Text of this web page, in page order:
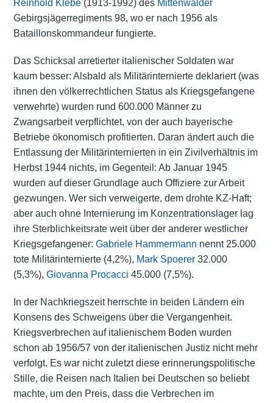
Reinhold Klebe(1913-1992) des Mittenwalder
Gebirgsjägerregiments 98, wo er nach 1956 als
Bataillonskommandeur fungierte.
Das Schicksal arretierter italienischer Soldaten war
kaum besser: Alsbald als Militärinternierte deklariert (was
ihnen den völkerrechtlichen Status als Kriegsgefangene
verwehrte) wurden rund 600.000 Männer zu
Zwangsarbeitverpflichtet, von der auch bayerische
Betriebe ökonomisch profitierten. Daran ändert auch die
Entlassung der Militärinternierten in ein Zivilverhältnis im
Herbst 1944 nichts, im Gegenteil: Ab Januar 1945
wurden auf dieser Grundlage auch Offiziere zur Arbeit
gezwungen. Wer sich verweigerte, dem drohte KZ-Haft;
aber auch ohne Internierung im Konzentrationslager lag
ihre Sterblichkeitsrate weit über der anderer westlicher
Kriegsgefangener: Gabriele Hammermann nennt 25.000
tote Militärinternierte (4,2%), Mark Spoerer32.000
(5,3%), Giovanna Procacci 45.000 (7,5%).
In der Nachkriegszeit herrschte in beiden Ländern ein
Konsens des Schweigens über die Vergangenheit.
Kriegsverbrechen auf italienischem Boden wurden
schon ab 1956/57 von der italienischen Justiz nicht mehr
verfolgt. Es war nicht zuletzt diese erinnerungspolitische
Stille, die Reisen nach Italien bei Deutschen so beliebt
machte, um den Preis, dass die Verbrechen im